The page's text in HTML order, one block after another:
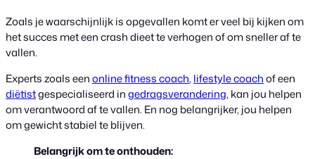
Zoals je waarschijnlijk is opgevallen komt er veel bij kijken om
het succes met een crash dieet te verhogen of om sneller af te
vallen.
Experts zoals eenonline fitness coach,lifestyle coachof een
diëtistgespecialiseerd ingedragsverandering, kan jou helpen
om verantwoord af te vallen. En nog belangrijker, jou helpen
om gewicht stabiel te blijven.
Belangrijk om te onthouden: